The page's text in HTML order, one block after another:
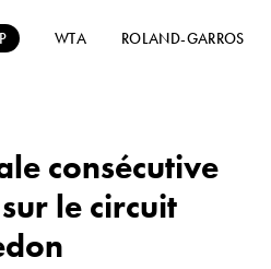
WTA ROLAND-GARROS
consécutive
le circuit